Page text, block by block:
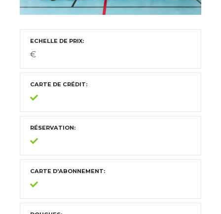
ECHELLE DE PRIX
€
CARTE DE CRÉDIT
RÉSERVATION
CARTE D'ABONNEMENT